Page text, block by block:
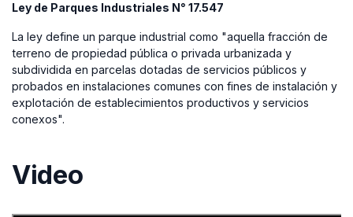
Ley de Parques Industriales N° 17.547
La ley define un parque industrial como "aquella fracción de
terreno de propiedad pública o privada urbanizada y
subdividida en parcelas dotadas de servicios públicos y
probados en instalaciones comunes con fines de instalación y
explotación de establecimientos productivos y servicios
conexos".
Video